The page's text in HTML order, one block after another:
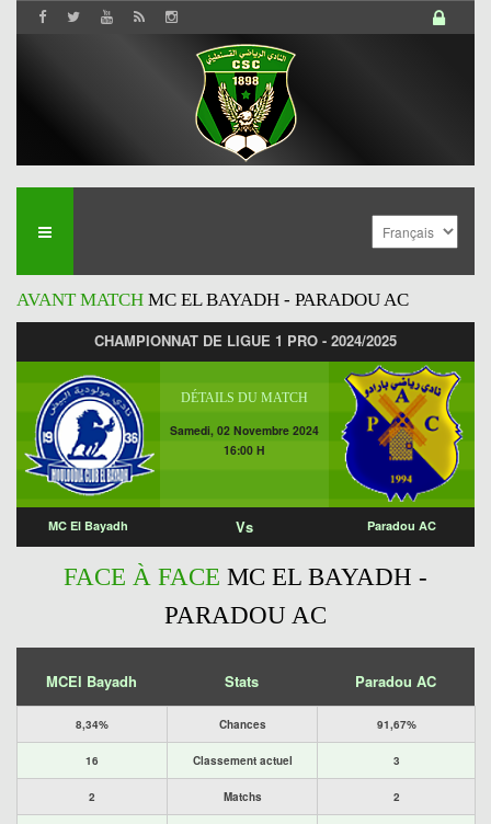
AVANT MATCH MC EL BAYADH - PARADOU AC
CHAMPIONNAT DE LIGUE 1 PRO - 2024/2025
DÉTAILS DU MATCH
Samedi, 02 Novembre 2024
16:00 H
MC El Bayadh Vs Paradou AC
FACE À FACE MC EL BAYADH -
PARADOU AC
MCEl Bayadh Stats Paradou AC
8,34% Chances 91,67%
16 Classement actuel 3
2 Matchs 2